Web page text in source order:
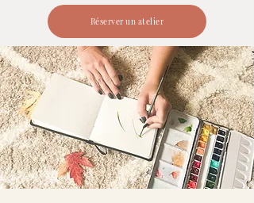
Réserver un atelier